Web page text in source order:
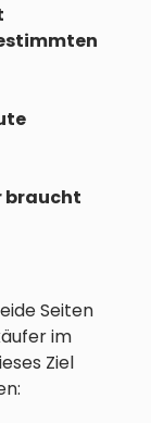
braucht
Seiten
im
Ziel